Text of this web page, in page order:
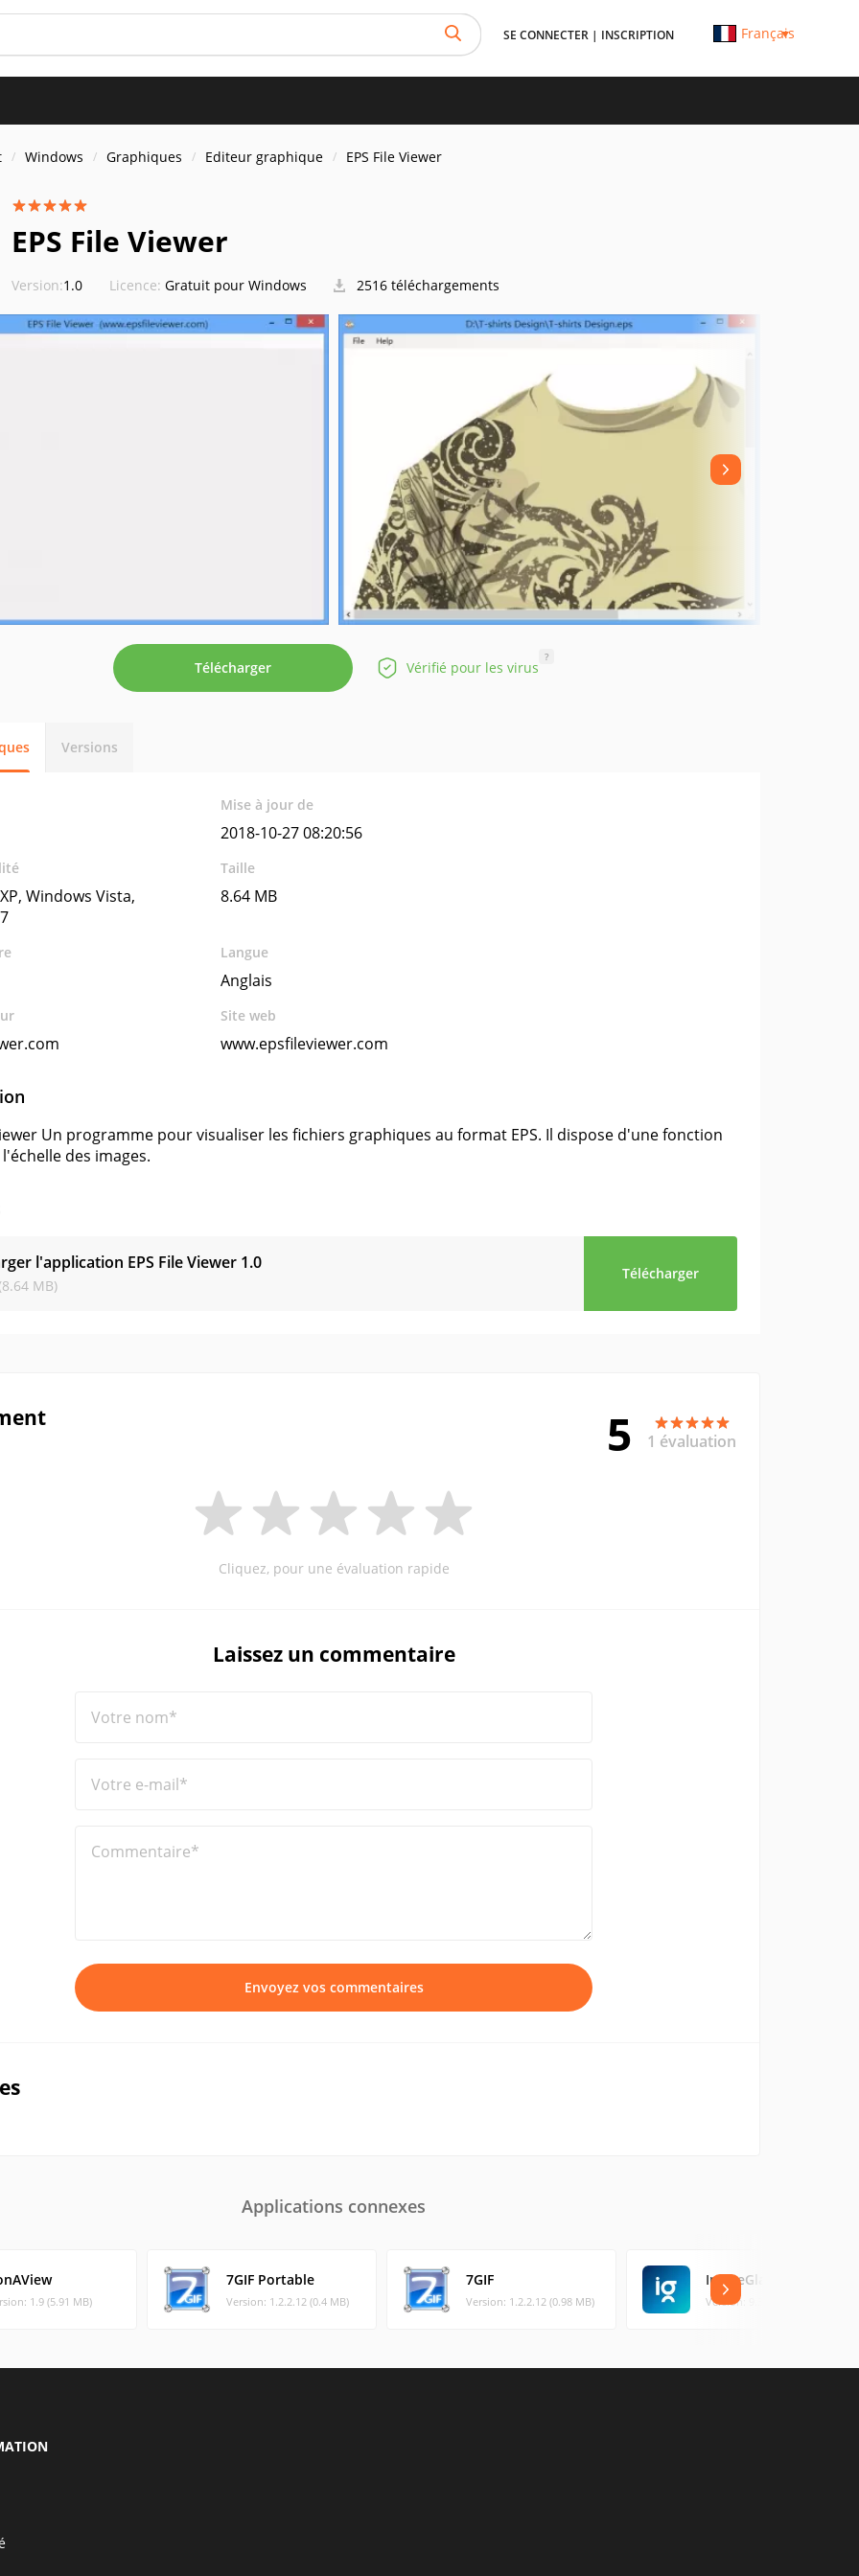
SE CONNECTER | INSCRIPTION Français
Windows Graphiques Editeur graphique EPS File Viewer
EPS File Viewer
Version:1.0 Licence: Gratuit pour Windows 2516 téléchargements
Télécharger Vérifié pour les virus
?
Versions
Mise à jour de
2018-10-27 08:20:56
Windows Vista,
Taille
8.64 MB
Langue
Anglais
Site web
www.epsfileviewer.com
Un programme pour visualiser les fichiers graphiques au format EPS. Il dispose d'une fonction
des images.
l'application EPS File Viewer 1.0
MB)
Télécharger
5 1 évaluation
Cliquez, pour une évaluation rapide
Laissez un commentaire
Votre nom*
Votre e-mail*
Commentaire*
Envoyez vos commentaires
Applications connexes
1.9 (5.91 MB)
7GIF Portable
Version: 1.2.2.12 (0.4 MB)
7GIF
Version: 1.2.2.12 (0.98 MB)
ImageGlass
Version: 9.3.2 (133.95 MB)